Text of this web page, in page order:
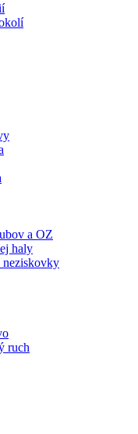
a OZ
haly
neziskovky
ruch